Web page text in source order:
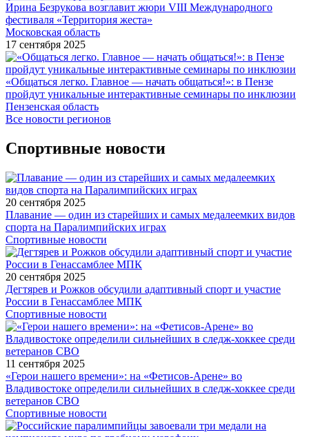
Ирина Безрукова возглавит жюри VIII Международного
фестиваля «Территория жеста»
Московская область
17 сентября 2025
«Общаться легко. Главное — начать общаться!»: в Пензе
пройдут уникальные интерактивные семинары по инклюзии
Пензенская область
Все новости регионов
Спортивные новости
20 сентября 2025
Плавание — один из старейших и самых медалеемких видов
спорта на Паралимпийских играх
Спортивные новости
20 сентября 2025
Дегтярев и Рожков обсудили адаптивный спорт и участие
России в Генассамблее МПК
Спортивные новости
11 сентября 2025
«Герои нашего времени»: на «Фетисов-Арене» во
Владивостоке определили сильнейших в следж-хоккее среди
ветеранов СВО
Спортивные новости